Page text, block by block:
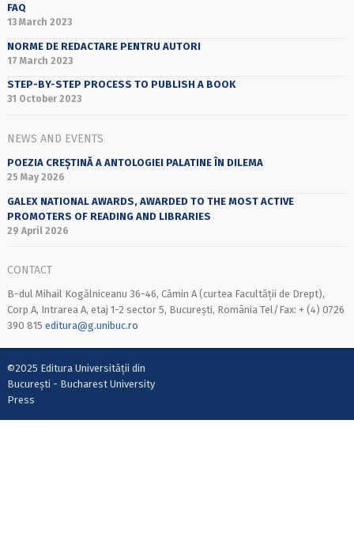
FAQ
13 March 2023
NORME DE REDACTARE PENTRU AUTORI
17 March 2023
STEP-BY-STEP PROCESS TO PUBLISH A BOOK
31 October 2023
NEWS AND EVENTS
POEZIA CREȘTINĂ A ANTOLOGIEI PALATINE ÎN DILEMA
25 May 2026
GALEX NATIONAL AWARDS, AWARDED TO THE MOST ACTIVE
PROMOTERS OF READING AND LIBRARIES
29 April 2026
CONTACT
B-dul Mihail Kogălniceanu 36-46, Cămin A (curtea Facultății de Drept),
Corp A, Intrarea A, etaj 1-2 sector 5, București, România Tel/Fax: + (4) 0726
390 815 editura@g.unibuc.ro
©2025 Editura Universității din
București - Bucharest University
Press